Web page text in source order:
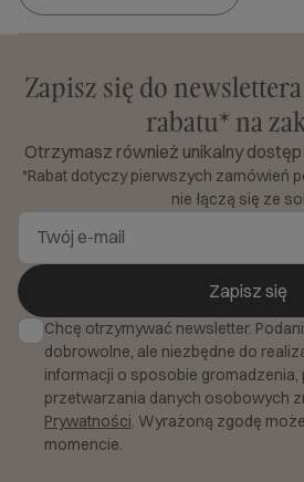
Zapisz się do
rabatu* na
Otrzymasz również unikalny
*Rabat dotyczy pierwszych zamówień
nie łączą się ze
Zapisz się
Chcę otrzymywać newsletter.
dobrowolne, ale niezbędne do
informacji o sposobie gromadzenia,
przetwarzania danych osobowych
Prywatności. Wyrażoną zgodę
momencie.